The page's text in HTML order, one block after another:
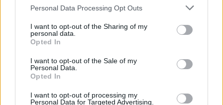
Personal Data Processing Opt Outs
I want to opt-out of the Sharing of my
personal data.
Opted In
I want to opt-out of the Sale of my
Personal Data.
Opted In
I want to opt-out of processing my
Personal Data for Targeted Advertising.
anbefaler at bruge søgningen med bogstaver.
Vælg dit niveau:
Ord Kryds niveau 2
Ord Kryds niveau 3
Ord Kryds niveau 4